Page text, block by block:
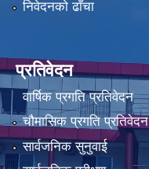
निवेदनको ढाँचा
प्रतिवेदन
वार्षिक प्रगति प्रतिवेदन
चौमासिक प्रगति प्रतिवेदन
सार्वजनिक सुनुवाई